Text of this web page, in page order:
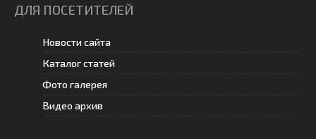
ДЛЯ ПОСЕТИТЕЛЕЙ
Новости сайта
Каталог статей
Фото галерея
Видео архив